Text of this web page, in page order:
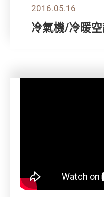
2016.05.16
冷氣機/冷暖